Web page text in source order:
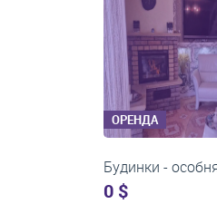
ОРЕНДА
1-кімнатні
0 $